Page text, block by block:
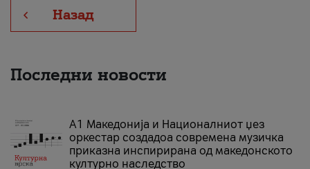
Назад
Последни новости
А1 Македонија и Националниот џез
оркестар создадоа современа музичка
приказна инспирирана од македонското
културно наследство